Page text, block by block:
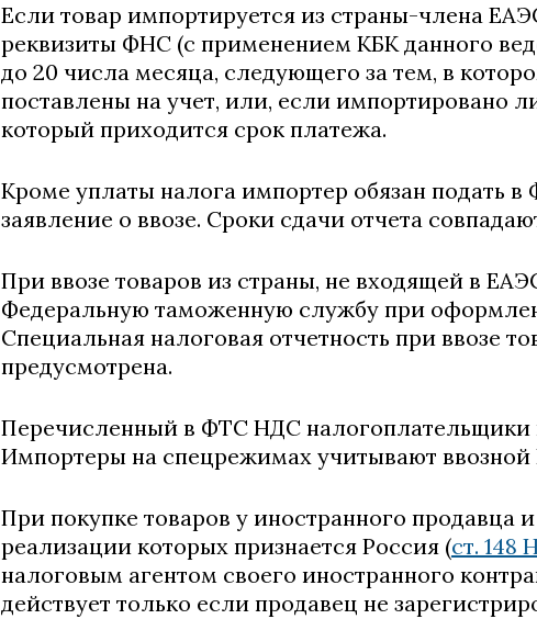
Если товар импортируется из страны-члена
реквизиты ФНС (с применением КБК данного
до 20 числа месяца, следующего за тем, в
поставлены на учет, или, если импортировано
который приходится срок платежа.
Кроме уплаты налога импортер обязан подать
заявление о ввозе. Сроки сдачи отчета
При ввозе товаров из страны, не входящей в
Федеральную таможенную службу при
Специальная налоговая отчетность при ввозе
предусмотрена.
Перечисленный в ФТС НДС налогоплательщики
Импортеры на спецрежимах учитывают ввозной
При покупке товаров у иностранного продавца
реализации которых признается Россия (ст. 148
налоговым агентом своего иностранного
действует только если продавец не